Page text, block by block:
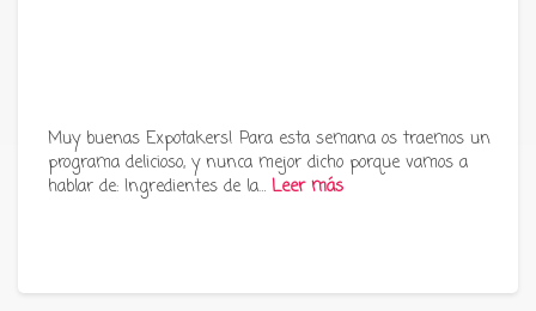
Muy buenas Expotakers! Para esta semana os traemos un
programa delicioso, y nunca mejor dicho porque vamos a
hablar de: Ingredientes de la… Leer más